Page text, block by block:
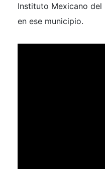
Instituto Mexicano del
en ese municipio.